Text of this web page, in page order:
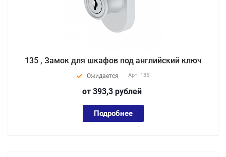
135 , Замок для шкафов под английский ключ
Ожидается Арт. 135
от 393,3 рублей
Подробнее